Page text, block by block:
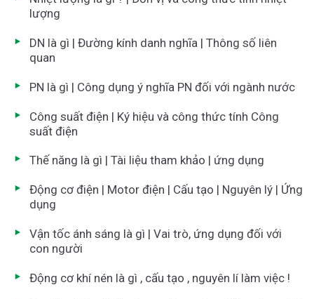
lượng
DN là gì | Đường kính danh nghĩa | Thông số liên
quan
PN là gì | Công dụng ý nghĩa PN đối với ngành nước
Công suất điện | Ký hiệu và công thức tính Công
suất điện
Thế năng là gì | Tài liệu tham khảo | ứng dụng
Động cơ điện | Motor điện | Cấu tạo | Nguyên lý | Ứng
dụng
Vận tốc ánh sáng là gì | Vai trò, ứng dụng đối với
con người
Động cơ khí nén là gì , cấu tạo , nguyên lí làm việc !